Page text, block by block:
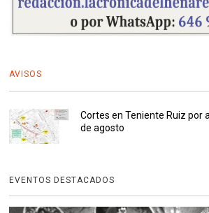
AVISOS
Cortes en Teniente Ruiz por
de agosto
EVENTOS DESTACADOS